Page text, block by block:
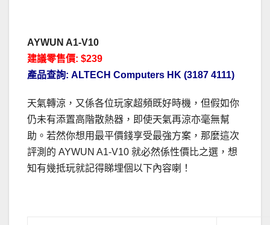
AYWUN A1-V10
建議零售價: $239
產品查詢: ALTECH Computers HK (3187 4111)
天氣轉涼，又係各位玩家超頻既好時機，但假如你
仍未有添置高階散熱器，即使天氣再涼亦毫無幫
助。若然你想用最平價錢享受最強方案，那麼這次
評測的 AYWUN A1-V10 就必然係性價比之選，想
知有幾抵玩就記得睇埋個以下內容喇！